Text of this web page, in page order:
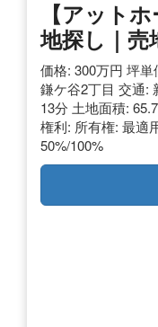
【アット
地探し｜
価格: 300万円 坪
鎌ケ谷2丁目 交通:
13分 土地面積:
権利: 所有権: 最適
50%/100%